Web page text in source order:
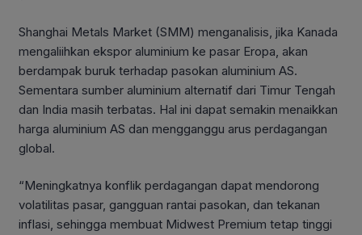
Shanghai Metals Market (SMM) menganalisis, jika Kanada
mengaliihkan ekspor aluminium ke pasar Eropa, akan
berdampak buruk terhadap pasokan aluminium AS.
Sementara sumber aluminium alternatif dari Timur Tengah
dan India masih terbatas. Hal ini dapat semakin menaikkan
harga aluminium AS dan mengganggu arus perdagangan
global.
“Meningkatnya konflik perdagangan dapat mendorong
volatilitas pasar, gangguan rantai pasokan, dan tekanan
inflasi, sehingga membuat Midwest Premium tetap tinggi